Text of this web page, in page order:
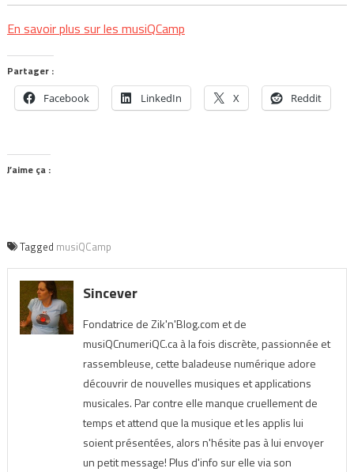
En savoir plus sur les musiQCamp
Partager :
Facebook LinkedIn X Reddit
J’aime ça :
Tagged musiQCamp
Sincever
Fondatrice de Zik'n'Blog.com et de
musiQCnumeriQC.ca à la fois discrète, passionnée et
rassembleuse, cette baladeuse numérique adore
découvrir de nouvelles musiques et applications
musicales. Par contre elle manque cruellement de
temps et attend que la musique et les applis lui
soient présentées, alors n'hésite pas à lui envoyer
un petit message! Plus d'info sur elle via son